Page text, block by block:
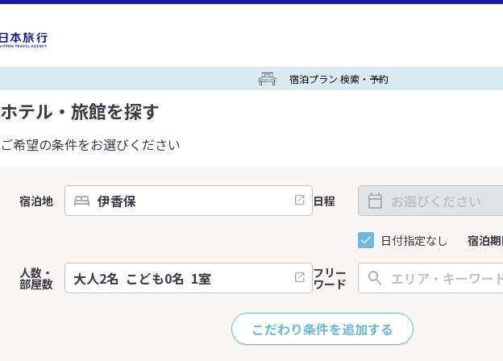
宿泊プラン 検索・予約
ホテル・旅館を探す
ご希望の条件をお選びください
宿泊地 日程
日付指定なし 宿泊
人数・
部屋数
フリー
ワード
こだわり条件を追加する